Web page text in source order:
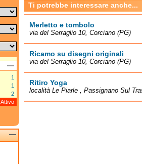
Ti potrebbe interessare anche...
Merletto e tombolo
via del Serraglio 10, Corciano (PG)
Ricamo su disegni originali
via del Serraglio 10, Corciano (PG)
Ritiro Yoga
località Le Piarle , Passignano Sul
1
1
2
Attivo